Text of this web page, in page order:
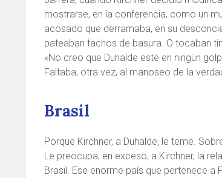
mostrarse, en la conferencia, como un
acosado que derramaba, en su
pateaban tachos de basura. O tocaban
«No creo que Duhalde esté en ningún
Faltaba, otra vez, al manoseo de la
Brasil
Porque Kirchner, a Duhalde, le teme.
Le preocupa, en exceso, a Kirchner, la
Brasil. Ese enorme país que pertenece a